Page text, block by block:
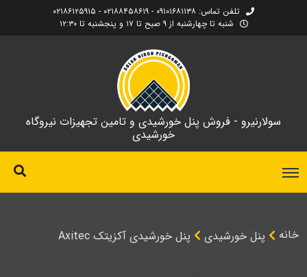
تلفن تماس: ۰۹۱۰۱۶۸۱۱۳۸ - ۰۲۱۸۸۴۵۸۶۱۹ - ۰۲۱۸۶۱۲۵۹۱۵
شنبه تا چهارشنبه از ۹ صبح تا ۱۷ و پنجشنبه تا ۱۲:۳۰
سولارنیرو - فروش پنل خورشیدی و تامین تجهیزات نیروگاه
خورشیدی
خانه پنل خورشیدی پنل خورشیدی آکزیتک Axitec